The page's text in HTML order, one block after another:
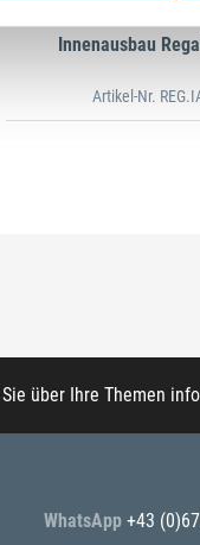
Innenausbau
Artikel-Nr.
über Ihre Themen
WhatsApp +43